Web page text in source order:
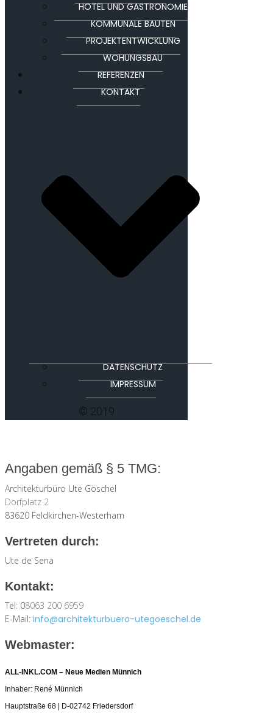
HOTEL UND GASTRONOMIE
KOMMUNALE BAUTEN
PROJEKTENTWICKLUNG
WOHUNGSBAU
REFERENZEN
KONTAKT
DATENSCHUTZ
IMPRESSUM
© 2019
Angaben gemäß § 5 TMG:
Architekturbüro Ute Göschel
Dorfplatz 2
83620 Feldkirchen-Westerham
Vertreten durch:
Ute de Sena
Kontakt:
Tel: 08063 200 6959
E-Mail: info@architekturbuero-utegoeschel.de
Webmaster:
ALL-INKL.COM – Neue Medien Münnich
Inhaber: René Münnich
Hauptstraße 68 | D-02742 Friedersdorf